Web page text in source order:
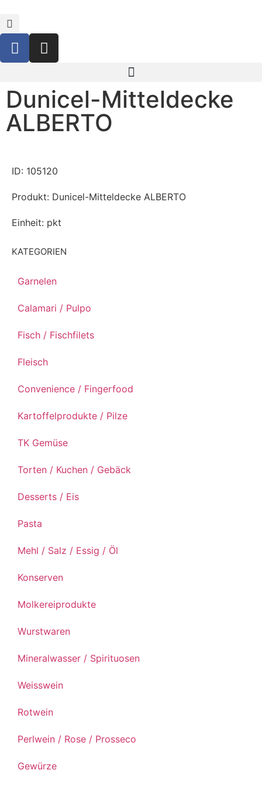
Dunicel-Mitteldecke
ALBERTO
KATEGORIEN
Garnelen
Calamari / Pulpo
Fisch / Fischfilets
Fleisch
Convenience / Fingerfood
Kartoffelprodukte / Pilze
TK Gemüse
Torten / Kuchen / Gebäck
Desserts / Eis
Pasta
Mehl / Salz / Essig / Öl
Konserven
Molkereiprodukte
Wurstwaren
Mineralwasser / Spirituosen
Weisswein
Rotwein
Perlwein / Rose / Prosseco
Gewürze
ID: 105120
Produkt: Dunicel-Mitteldecke ALBERTO
Einheit: pkt